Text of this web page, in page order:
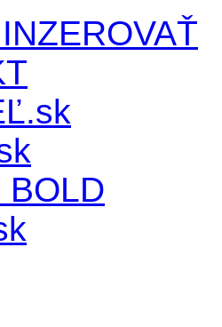
BOLD